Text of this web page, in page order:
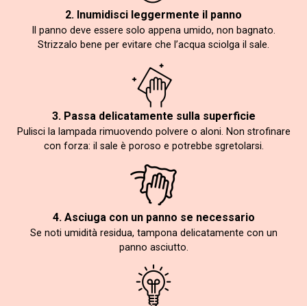
2. Inumidisci leggermente il panno
Il panno deve essere solo appena umido, non bagnato.
Strizzalo bene per evitare che l’acqua sciolga il sale.
3. Passa delicatamente sulla superficie
Pulisci la lampada rimuovendo polvere o aloni. Non strofinare
con forza: il sale è poroso e potrebbe sgretolarsi.
4. Asciuga con un panno se necessario
Se noti umidità residua, tampona delicatamente con un
panno asciutto.